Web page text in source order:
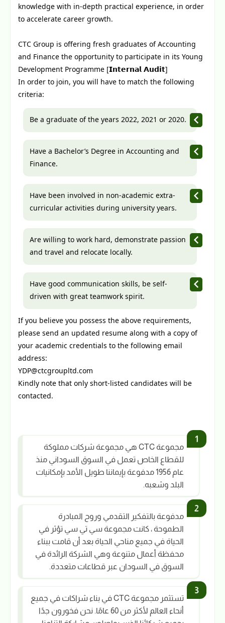
knowledge with in-depth practical experience, in order
to accelerate career growth.
CTC Group is offering fresh graduates of Accounting
and Finance the opportunity to participate in its Young
Development Programme [𝗜𝗻𝘁𝗲𝗿𝗻𝗮𝗹 𝗔𝘂𝗱𝗶𝘁]
criteria:
Have a Bachelor’s Degree in Accounting and
Finance.
Have been involved in non-academic extra-
curricular activities during university years.
Are willing to work hard, demonstrate passion
and travel and relocate locally.
Have good communication skills, be self-
driven with great teamwork spirit.
If you believe you possess the above requirements,
please send an updated resume along with a copy of
your academic credentials to the following email
address:
YDP@ctcgroupltd.com
Kindly note that only short-listed candidates will be
contacted.
مجموعة CTC هي مجموعة شركات مملوكة
للقطاع الخاص تعمل في السوق السوداني منذ
عام 1956 مدفوعة بإيماننا طويل الأمد بإمكانيات
البلد وشعبه.
مدفوعة بالتفكير التقدمي وروح المبادرة
الطموحة ، كانت مجموعة سي تي سي تؤثر في
الحياة في جميع مناحي الحياة بعد أن قامت ببناء
محفظة أعمال متنوعة وهي الشركة الرائدة في
السوق في السودان عبر قطاعات متعددة.
تستثمر مجموعة CTC في بناء شراكات في جميع
أنحاء العالم لأكثر من 60 عامًا. نحن فخورون جدًا